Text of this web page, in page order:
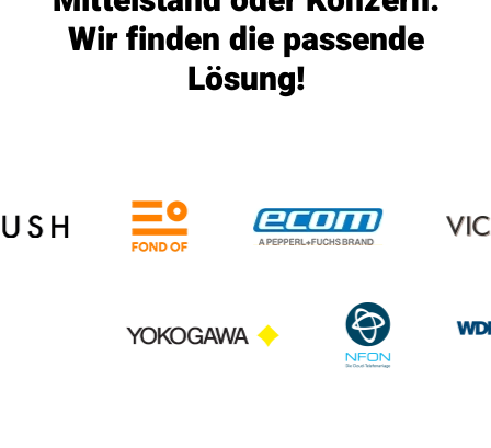
Wir finden die passende
Lösung!